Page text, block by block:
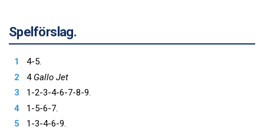
Spelförslag.
4-5.
4 Gallo Jet
1-2-3-4-6-7-8-9.
1-5-6-7.
1-3-4-6-9.